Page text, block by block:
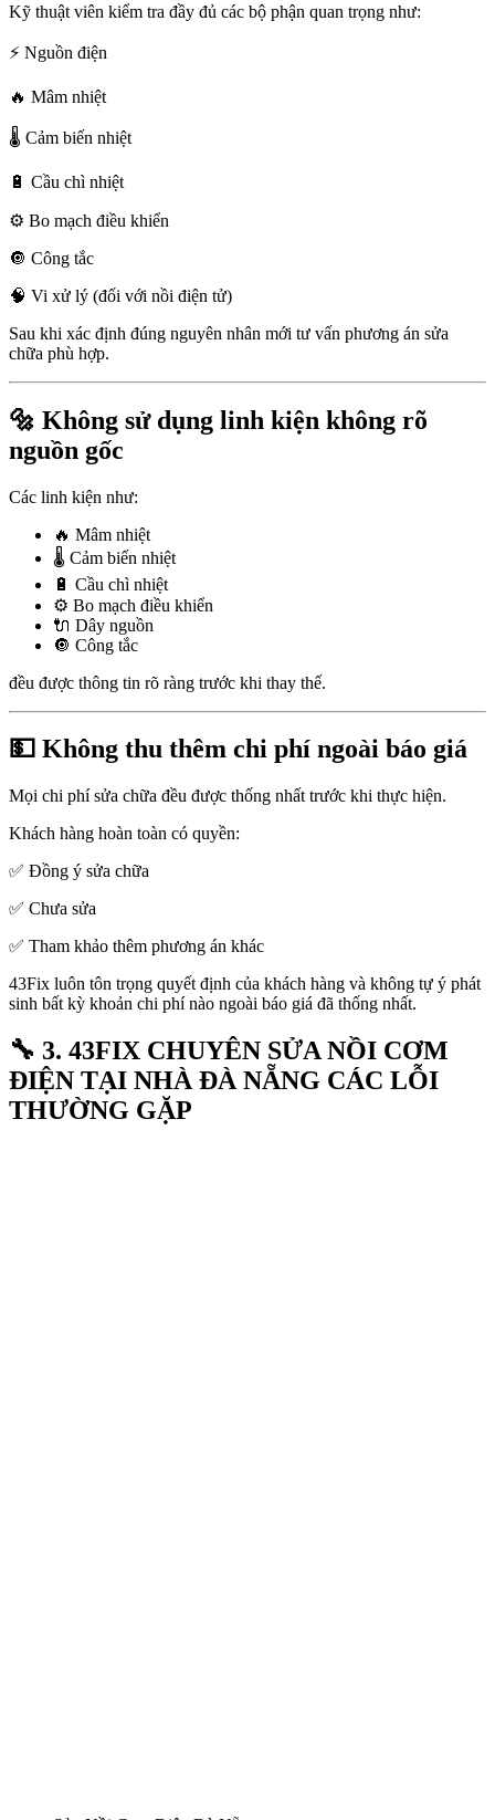
Kỹ thuật viên kiểm tra đầy đủ các bộ phận quan trọng như:
⚡ Nguồn điện
🔥 Mâm nhiệt
🌡️ Cảm biến nhiệt
🔋 Cầu chì nhiệt
⚙️ Bo mạch điều khiển
🔘 Công tắc
🧠 Vi xử lý (đối với nồi điện tử)
Sau khi xác định đúng nguyên nhân mới tư vấn phương án sửa
chữa phù hợp.
🔩 Không sử dụng linh kiện không rõ
nguồn gốc
Các linh kiện như:
🔥 Mâm nhiệt
🌡️ Cảm biến nhiệt
🔋 Cầu chì nhiệt
⚙️ Bo mạch điều khiển
🔌 Dây nguồn
🔘 Công tắc
đều được thông tin rõ ràng trước khi thay thế.
💵 Không thu thêm chi phí ngoài báo giá
Mọi chi phí sửa chữa đều được thống nhất trước khi thực hiện.
Khách hàng hoàn toàn có quyền:
✅ Đồng ý sửa chữa
✅ Chưa sửa
✅ Tham khảo thêm phương án khác
43Fix luôn tôn trọng quyết định của khách hàng và không tự ý phát
sinh bất kỳ khoản chi phí nào ngoài báo giá đã thống nhất.
🔧 3. 43FIX CHUYÊN SỬA NỒI CƠM
ĐIỆN TẠI NHÀ ĐÀ NẴNG CÁC LỖI
THƯỜNG GẶP